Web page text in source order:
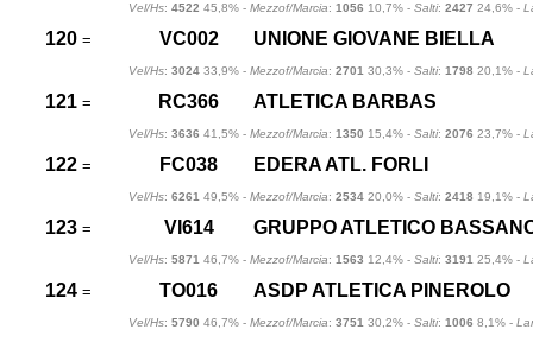
Vel/Hs: 4522 45,8% - Mezzof/Marcia: 1056 10,7% - Salti: 2427 24,6% -
120 = VC002 UNIONE GIOVANE BIELLA
Vel/Hs: 3024 33,9% - Mezzof/Marcia: 2701 30,3% - Salti: 1798 20,1% -
121 = RC366 ATLETICA BARBAS
Vel/Hs: 3636 41,5% - Mezzof/Marcia: 1350 15,4% - Salti: 2076 23,7% -
122 = FC038 EDERA ATL. FORLI
Vel/Hs: 6261 49,5% - Mezzof/Marcia: 2534 20,0% - Salti: 2418 19,1% -
123 = VI614 GRUPPO ATLETICO
Vel/Hs: 5871 46,7% - Mezzof/Marcia: 1563 12,4% - Salti: 3191 25,4% -
124 = TO016 ASDP ATLETICA PINEROLO
Vel/Hs: 5790 46,7% - Mezzof/Marcia: 3751 30,2% - Salti: 1006 8,1% -